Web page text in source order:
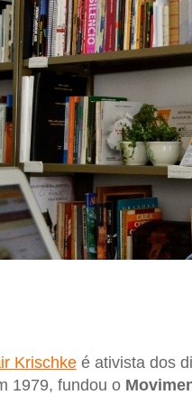
Krischkeé ativista dos
1979, fundou o